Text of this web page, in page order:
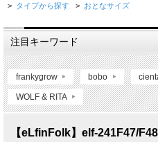
> タイプから探す > おとなサイズ
注目キーワード
frankygrow bobo
WOLF & RITA
【eLfinFolk】elf-241F47/